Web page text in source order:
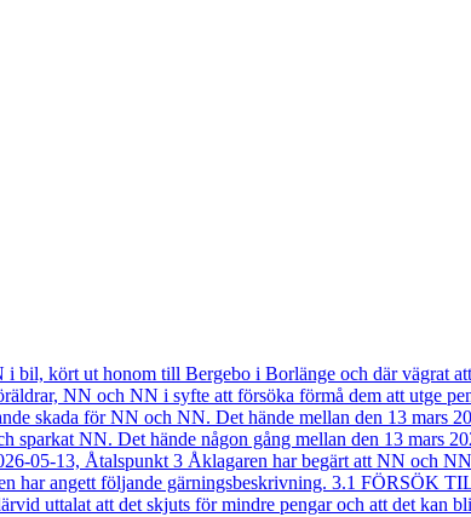
bil, kört ut honom till Bergebo i Borlänge och där vägrat
NN och NN i syfte att försöka förmå dem att utge
skada för NN och NN. Det hände mellan den 13 mars
NN. Det hände någon gång mellan den 13 mars
05-13, Åtalspunkt 3 Åklagaren har begärt att NN och
har angett följande gärningsbeskrivning. 3.1 FÖRSÖK
uttalat att det skjuts för mindre pengar och att det kan